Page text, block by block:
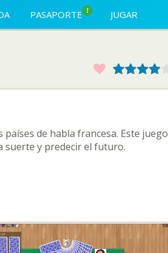
PASAPORTE ! JUGAR
Favorito3
2
1
de habla francesa. Este juego
suerte y predecir el futuro.